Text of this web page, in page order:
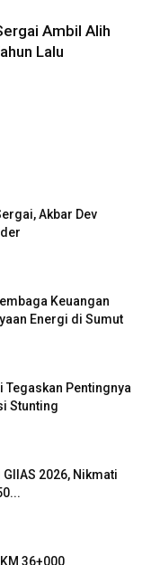
Ambil Alih
Lalu
Akbar Dev
Keuangan
Energi di Sumut
Tegaskan Pentingnya
Stunting
2026, Nikmati
36+000